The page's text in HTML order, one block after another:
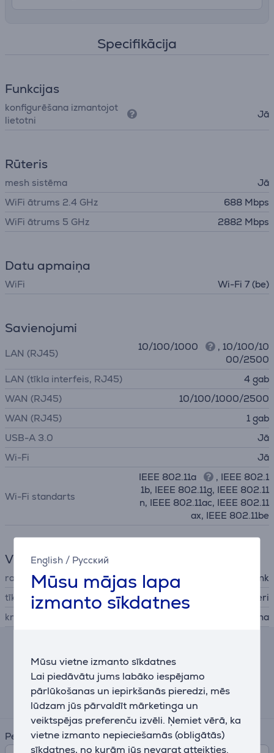
English / Русский
Mūsu mājas lapa
izmanto sīkdatnes
Mūsu vietne izmanto sīkdatnes
Lai piedāvātu jums labāko iespējamo
pārlūkošanas un iepirkšanās pieredzi, mēs
lūdzam jūs pārvaldīt mārketinga un
veiktspējas preferenču izvēli. Ņemiet vērā, ka
vietne izmanto nepieciešamās (obligātās)
sīkdatnes, no kurām jūs nevarat atteikties.
Specifikācija
Funkcijas
konfigurēšana izmantojot
lietotni
Jā
Rūteris
mesh sistēma
Jā
WiFi ātrums 2.4 GHz
688 Mbps
WiFi ātrums 5 GHz
2882 Mbps
Datu apmaiņa
WiFi Wi-Fi 7 (be)
Savienojumi
LAN (RJ45)
10/100/1000
, 10/100/10
00/2500
LAN (tīkla interfeis, RJ45)
4 gab
WAN (RJ45)
10/100/1000/2500
WAN (RJ45)
1 gab
USB-A 3.0
Jā
Wi-Fi
Jā
Wi-Fi standarts
IEEE 802.11a
, IEEE 802.1
1b, IEEE 802.11g, IEEE 802.11
n, IEEE 802.11ac, IEEE 802.11
ax, IEEE 802.11be
Vispārējais parametrs
ražotājs
TP-Link
tīkla ierīces veids
Wi-Fi rūteri
krāsa
melna
Līzinga un nomas kalkulators
Aptuvens ikmēneša maksājums
16 €
Periods